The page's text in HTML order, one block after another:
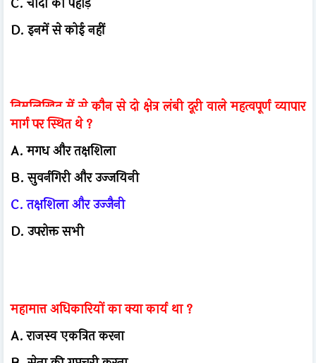
D. इनमें से कोई नहीं
निम्नलिखित में से कौन से दो क्षेत्र लंबी दूरी वाले महत्वपूर्ण व्यापार
मार्ग पर स्थित थे ?
A. मगध और तक्षशिला
B. सुवर्नगिरी और उज्जयिनी
C. तक्षशिला और उज्जैनी
D. उपरोक्त सभी
महामात्त अधिकारियों का क्या कार्य था ?
A. राजस्व एकत्रित करना